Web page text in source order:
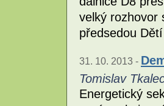
velký rozhovor
předsedou
31. 10. 2013 -
Tomislav
Energetický